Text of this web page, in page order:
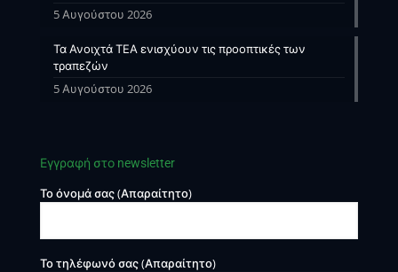
5 Αυγούστου 2026
Τα Ανοιχτά ΤΕΑ ενισχύουν τις προοπτικές των
τραπεζών
5 Αυγούστου 2026
Εγγραφή στο newsletter
Το όνομά σας (Απαραίτητο)
Το τηλέφωνό σας (Απαραίτητο)